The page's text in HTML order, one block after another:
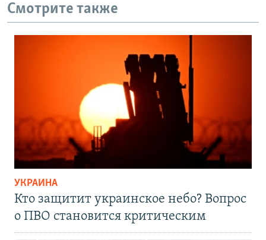
Смотрите также
УКРАИНА
Кто защитит украинское небо? Вопрос
о ПВО становится критическим